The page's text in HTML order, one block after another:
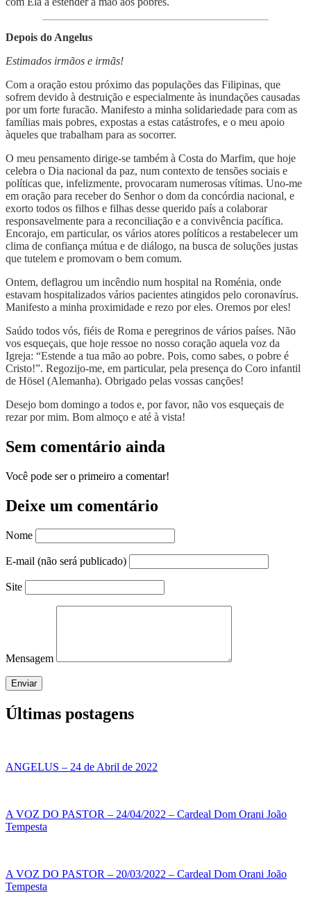
Depois do Angelus
Estimados irmãos e irmãs!
Com a oração estou próximo das populações das Filipinas, que
sofrem devido à destruição e especialmente às inundações causadas
por um forte furacão. Manifesto a minha solidariedade para com as
famílias mais pobres, expostas a estas catástrofes, e o meu apoio
àqueles que trabalham para as socorrer.
O meu pensamento dirige-se também à Costa do Marfim, que hoje
celebra o Dia nacional da paz, num contexto de tensões sociais e
políticas que, infelizmente, provocaram numerosas vítimas. Uno-me
em oração para receber do Senhor o dom da concórdia nacional, e
exorto todos os filhos e filhas desse querido país a colaborar
responsavelmente para a reconciliação e a convivência pacífica.
Encorajo, em particular, os vários atores políticos a restabelecer um
clima de confiança mútua e de diálogo, na busca de soluções justas
que tutelem e promovam o bem comum.
Ontem, deflagrou um incêndio num hospital na Roménia, onde
estavam hospitalizados vários pacientes atingidos pelo coronavírus.
Manifesto a minha proximidade e rezo por eles. Oremos por eles!
Saúdo todos vós, fiéis de Roma e peregrinos de vários países. Não
vos esqueçais, que hoje ressoe no nosso coração aquela voz da
Igreja: “Estende a tua mão ao pobre. Pois, como sabes, o pobre é
Cristo!”. Regozijo-me, em particular, pela presença do Coro infantil
de Hösel (Alemanha). Obrigado pelas vossas canções!
Desejo bom domingo a todos e, por favor, não vos esqueçais de
rezar por mim. Bom almoço e até à vista!
Sem comentário ainda
Você pode ser o primeiro a comentar!
Deixe um comentário
Nome
E-mail (não será publicado)
Site
Mensagem
Enviar
Últimas postagens
ANGELUS – 24 de Abril de 2022
A VOZ DO PASTOR – 24/04/2022 – Cardeal Dom Orani João
Tempesta
A VOZ DO PASTOR – 20/03/2022 – Cardeal Dom Orani João
Tempesta